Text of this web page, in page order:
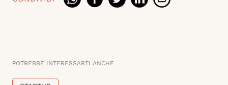
POTREBBE INTERESSARTI ANCHE